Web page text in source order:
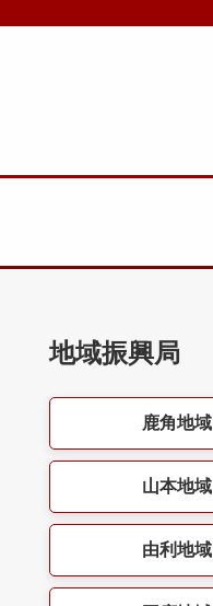
地域振興局
鹿角地域
山本地域
由利地域